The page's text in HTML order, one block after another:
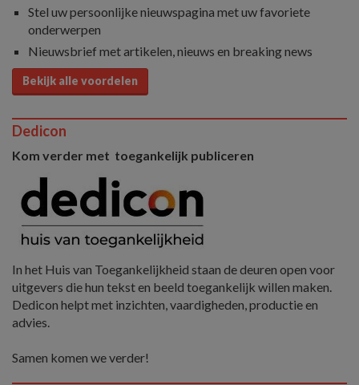
Stel uw persoonlijke nieuwspagina met uw favoriete
onderwerpen
Nieuwsbrief met artikelen, nieuws en breaking news
Bekijk alle voordelen
Dedicon
Kom verder met toegankelijk publiceren
In het Huis van Toegankelijkheid staan de deuren open voor
uitgevers die hun tekst en beeld toegankelijk willen maken.
Dedicon helpt met inzichten, vaardigheden, productie en
advies.
Samen komen we verder!